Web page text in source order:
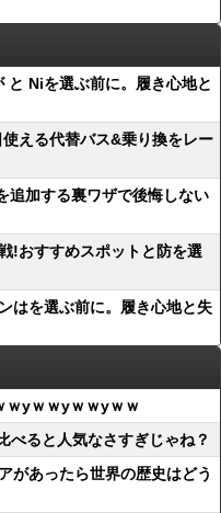
Niを選ぶ前に。履き心地と
える代替バス&乗り換をレー
追加する裏ワザで後悔しない
!おすすめスポットと防を選
はを選ぶ前に。履き心地と失
ｗyｗｗyｗｗyｗｗ
べると人気なさすぎじゃね？
があったら世界の歴史はどう